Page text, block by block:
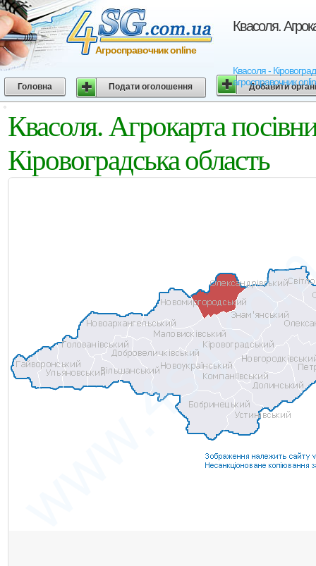
Квасоля.
Квасоля -
агросправочник
Агросправочник online
Головна Подати оголошення Добавити
Квасоля. Агрокарта
Кіровоградська область